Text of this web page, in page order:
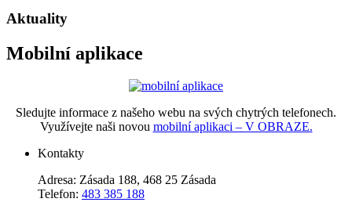
Aktuality
Mobilní aplikace
Sledujte informace z našeho webu na svých chytrých telefonech.
Využívejte naši novou mobilní aplikaci – V OBRAZE.
Kontakty
Adresa: Zásada 188, 468 25 Zásada
Telefon: 483 385 188